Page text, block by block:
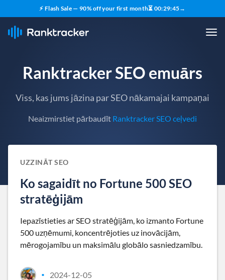
⚡ Flash Sale — 90% off your first month⏳ 00:29:44→
Ranktracker SEO emuārs
Viss, kas jums jāzina par SEO nākamajai kampaņai
Neaizmirstiet pārbaudīt Ranktracker SEO ceļvedi
UZZINĀT SEO
Ko sagaidīt no Fortune 500 SEO
stratēģijām
Iepazīstieties ar SEO stratēģijām, ko izmanto Fortune
500 uzņēmumi, koncentrējoties uz inovācijām,
mērogojamību un maksimālu globālo sasniedzamību.
• 2024-12-05